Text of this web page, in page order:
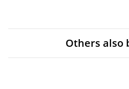
Others also